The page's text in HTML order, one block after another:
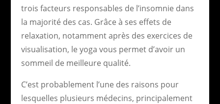
trois facteurs responsables de l’insomnie dans
la majorité des cas. Grâce à ses effets de
relaxation, notamment après des exercices de
visualisation, le yoga vous permet d’avoir un
sommeil de meilleure qualité.
C’est probablement l’une des raisons pour
lesquelles plusieurs médecins, principalement